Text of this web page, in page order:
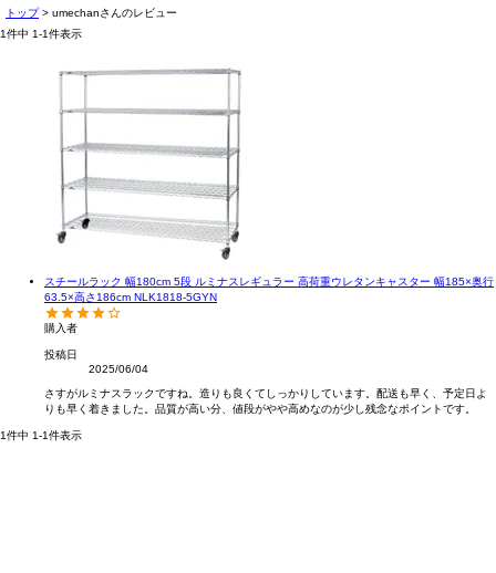
トップ
umechanさんのレビュー
1件中 1-1件表示
スチールラック 幅180cm 5段 ルミナスレギュラー 高荷重ウレタンキャスター 幅185×奥行
63.5×高さ186cm NLK1818-5GYN
購入者
投稿日
2025/06/04
さすがルミナスラックですね。造りも良くてしっかりしています。配送も早く、予定日よ
りも早く着きました。品質が高い分、値段がやや高めなのが少し残念なポイントです。
1件中 1-1件表示